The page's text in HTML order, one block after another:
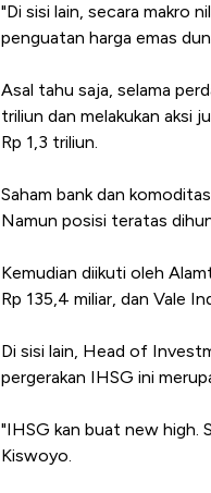
"Di sisi lain, secara makro
penguatan harga emas
Asal tahu saja, selama
triliun dan melakukan aksi
Rp 1,3 triliun.
Saham bank dan
Namun posisi teratas
Kemudian diikuti oleh
Rp 135,4 miliar, dan Vale
Di sisi lain, Head of
pergerakan IHSG ini
"IHSG kan buat new high.
Kiswoyo.